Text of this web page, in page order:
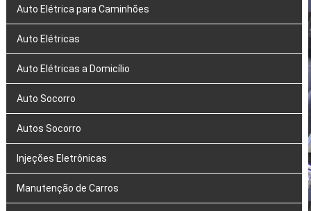
Auto Elétrica para Caminhões
Auto Elétricas
Auto Elétricas a Domicílio
Auto Socorro
Autos Socorro
Injeções Eletrônicas
Manutenção de Carros